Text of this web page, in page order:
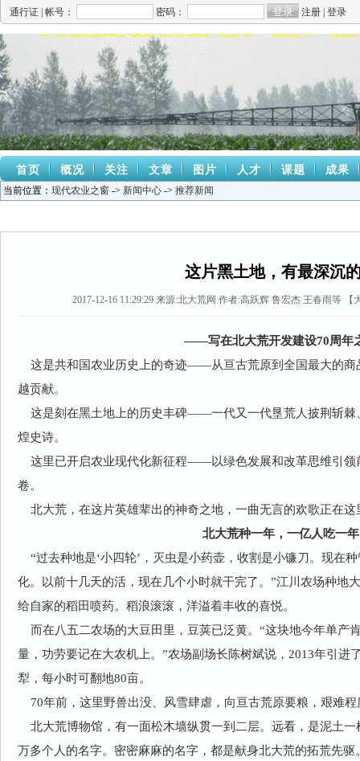
通行证 | 帐号： 密码： 注册 登录
首页 概况 关注 文章 图片 人才 课题 成果
当前位置： 现代农业之窗 -> 新闻中心 -> 推荐新闻
这片黑土地，有最深沉
2017-12-16 11:29:29 来源:北大荒网 作者:高跃辉 鲁宏杰 王春雨等 【
——写在北大荒开发建设70周年
这是共和国农业历史上的奇迹——从亘古荒原到全国最大的商
越贡献。
这是刻在黑土地上的历史丰碑——一代又一代垦荒人披荆斩棘
煌史诗。
这里已开启农业现代化新征程——以绿色发展和改革思维引领
卷。
北大荒，在这片英雄辈出的神奇之地，一曲无言的欢歌正在这
北大荒种一年，一亿人吃一年
“过去种地是‘小四轮’，灭虫是小药壶，收割是小镰刀。现在
化。以前十几天的活，现在几个小时就干完了。”江川农场种地
给自家的稻田喷药。稻浪滚滚，洋溢着丰收的喜悦。
而在八五二农场的大豆田里，豆荚已泛黄。“这块地今年单产
量，功劳要记在大农机上。”农场副场长陈树斌说，2013年引进
犁，每小时可翻地80亩。
70年前，这里野兽出没、风雪肆虐，向亘古荒原要粮，艰难程
北大荒博物馆，有一面松木墙纵贯一到二层。远看，是泥土一
万多个人的名字。密密麻麻的名字，都是献身北大荒的拓荒先驱